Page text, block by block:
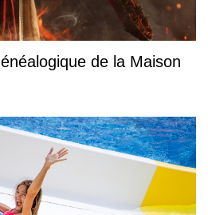
de la Maison